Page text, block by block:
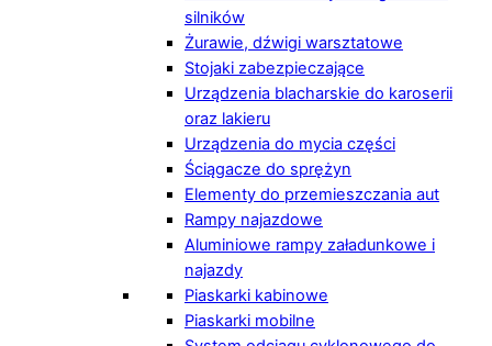
silników
Żurawie, dźwigi warsztatowe
Stojaki zabezpieczające
Urządzenia blacharskie do karoserii
oraz lakieru
Urządzenia do mycia części
Ściągacze do sprężyn
Elementy do przemieszczania aut
Rampy najazdowe
Aluminiowe rampy załadunkowe i
najazdy
Piaskarki kabinowe
Piaskarki mobilne